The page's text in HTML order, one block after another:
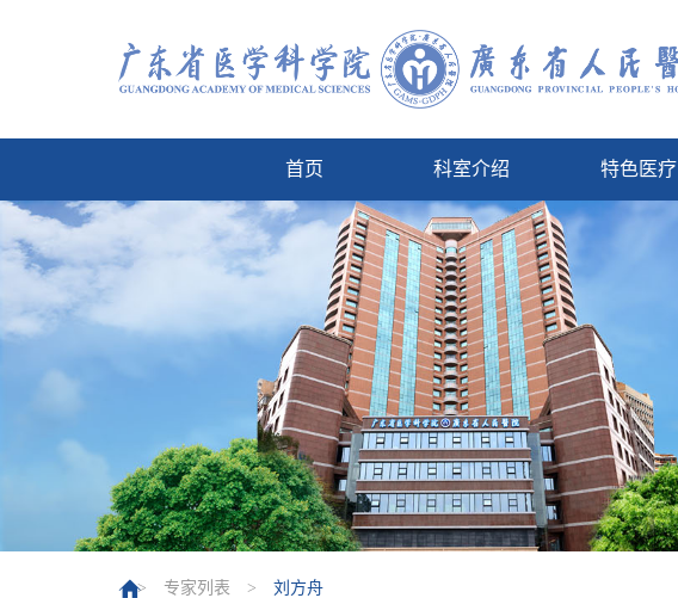
首页 科室介绍 特色医疗
> 专家列表 > 刘方舟